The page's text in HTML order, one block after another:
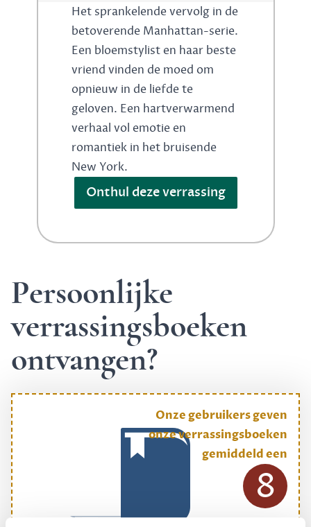
Het sprankelende vervolg in de
betoverende Manhattan-serie.
Een bloemstylist en haar beste
vriend vinden de moed om
opnieuw in de liefde te
geloven. Een hartverwarmend
verhaal vol emotie en
romantiek in het bruisende
New York.
Onthul deze verrassing
Persoonlijke
verrassingsboeken
ontvangen?
Onze gebruikers geven
onze verrassingsboeken
gemiddeld een
8